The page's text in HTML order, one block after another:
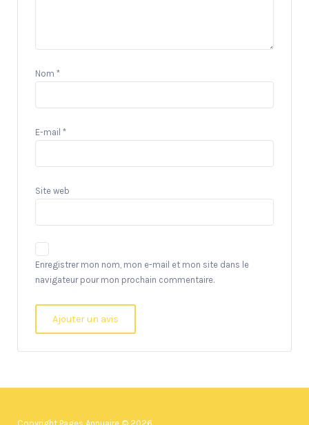
Nom *
E-mail *
Site web
Enregistrer mon nom, mon e-mail et mon site dans le
navigateur pour mon prochain commentaire.